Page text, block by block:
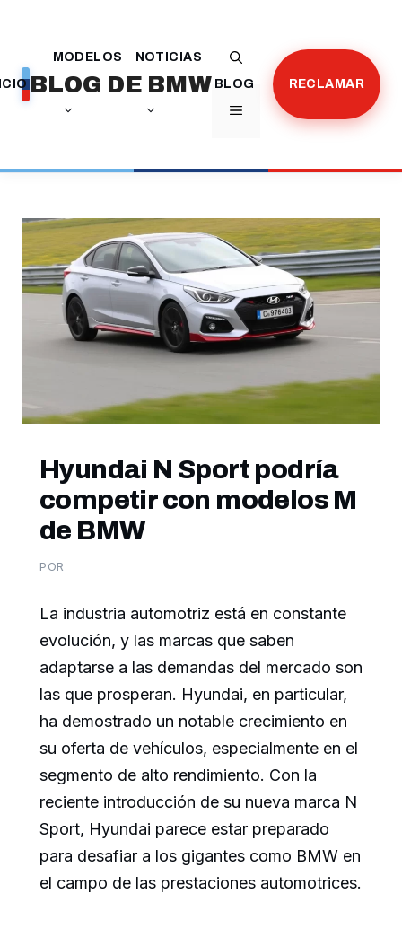
contenido
BLOG DE BMW
MENÚ
MODELOS
NOTICIAS
BLOG
RECLAMAR
Hyundai N Sport podría
competir con modelos M
de BMW
POR
La industria automotriz está en constante
evolución, y las marcas que saben
adaptarse a las demandas del mercado son
las que prosperan. Hyundai, en particular,
ha demostrado un notable crecimiento en
su oferta de vehículos, especialmente en el
segmento de alto rendimiento. Con la
reciente introducción de su nueva marca N
Sport, Hyundai parece estar preparado
para desafiar a los gigantes como BMW en
el campo de las prestaciones automotrices.